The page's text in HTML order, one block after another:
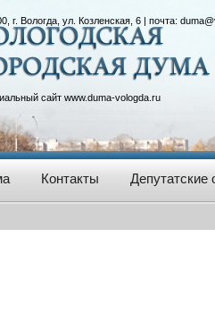
г. Вологда, ул. Козленская, 6 | почта:
сайт www.duma-vologda.ru
Контакты Депутатские